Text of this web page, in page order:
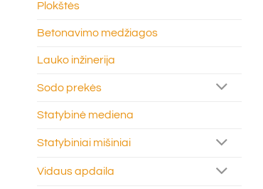
Plokštės
Betonavimo medžiagos
Lauko inžinerija
Sodo prekės
Statybinė mediena
Statybiniai mišiniai
Vidaus apdaila